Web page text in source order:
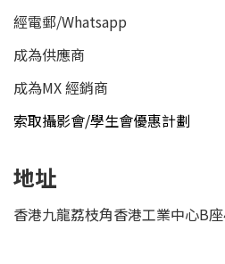
經電郵/Whatsapp
成為供應商
成為MX 經銷商
索取攝影會/學生會優惠計劃
地址
香港九龍荔枝角香港工業中心B